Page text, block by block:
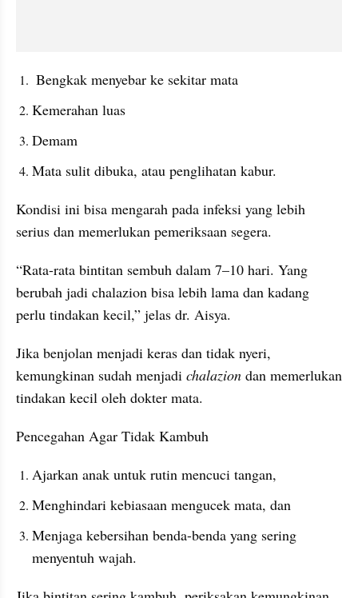
Bengkak menyebar ke sekitar mata
Kemerahan luas
Demam
Mata sulit dibuka, atau penglihatan kabur.
Kondisi ini bisa mengarah pada infeksi yang lebih
serius dan memerlukan pemeriksaan segera.
“Rata-rata bintitan sembuh dalam 7–10 hari. Yang
berubah jadi chalazion bisa lebih lama dan kadang
perlu tindakan kecil,” jelas dr. Aisya.
Jika benjolan menjadi keras dan tidak nyeri,
kemungkinan sudah menjadi chalazion dan memerlukan
tindakan kecil oleh dokter mata.
Pencegahan Agar Tidak Kambuh
Ajarkan anak untuk rutin mencuci tangan,
Menghindari kebiasaan mengucek mata, dan
Menjaga kebersihan benda-benda yang sering
menyentuh wajah.